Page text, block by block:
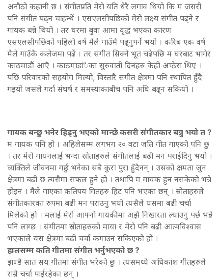
अनौठो कहानी छ । संगीतप्रति मेरो यति धेरै लगाव थियो कि म जसरी
पनि संगीत पढ्न चाहन्थें । एसएलसीपछिको मेरो लक्ष्य संगीत पढ्ने र
गायक बन्ने थियो । तर घरमा बुवा आमा वृद्ध भएका कारण
एसएलसीपछिको पहिलो वर्ष मैलै गाउँमै पढ्नुपर्ने भयो । करिब एक वर्ष
मैले गाउँकै कलेजमा पढें । तर संगीत सिक्ने भूत चढेपछि म घरबाट भागेर
काठमाडौं आएँ । काठमाडांैका सुरुवाती दिनहरु केही अप्ठेरा थिए ।
पछि परिवारको सहयोग मिल्यो, विस्तारै संगीत क्षेत्रमा पनि स्थापित हुँदै
गइयो जसले गर्दा संघर्ष र समस्याकाबीच पनि अघि बढ्न सकियो ।
गायक बन्छु भनेर हिड्नु भएको मान्छे कसरी संगीतकार बन्नु भयो त ?
म गायक पनि हो । अहिलेसम्म लगभग २० वटा जति गीत गाएको पनि छु
। तर मेरो गायनलाई भन्दा स्रोताहरुले संगीतलाई बढी मन पराईदिनु भयो ।
व्यक्तिले जीवनमा गर्छु भनेका सबै कुरा पुरा हुँदैनन् । उसको क्षमता जुन
क्षेत्रमा बढी छ त्यसैमा सफल हुने हो । तथापि म गायक हुन नसकेको भन्ने
होइन । मैले गाएका कतिपय गितहरु हिट पनि भएका छन् । स्रोताहरुले
संगीतकारका रुपमा बढी मन पराउनु भयो त्यसैले यसमा बढी चर्चा
मिलेको हो । मलाई मेरो आफ्नो गायकीमा अझै निखारता ल्याउनु पर्छ भन्ने
पनि लाग्छ । संगीतमा स्रोताहरुको माया र मेरो पनि बढी आत्मविश्वास
भएकाले यस क्षेत्रमा बढी चर्चा कमाउन सकिएको हो ।
हालसम्म कति गीतमा संगीत भर्नुभएको छ ?
झण्डै सात सय गीतमा संगीत भरेको छु । त्यसमध्ये अधिकांश गीतहरुले
राम्रै चर्चा पाईरहेका छन् ।